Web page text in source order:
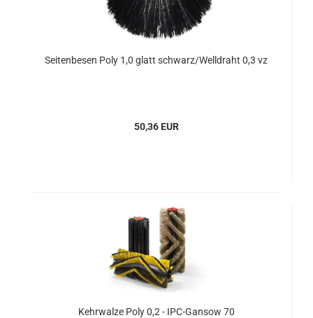
Seitenbesen Poly 1,0 glatt schwarz/Welldraht 0,3 vz
50,36 EUR
Kehrwalze Poly 0,2 - IPC-Gansow 70